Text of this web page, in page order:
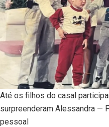
Até os filhos do casal
surpreenderam Alessandra —
pessoal